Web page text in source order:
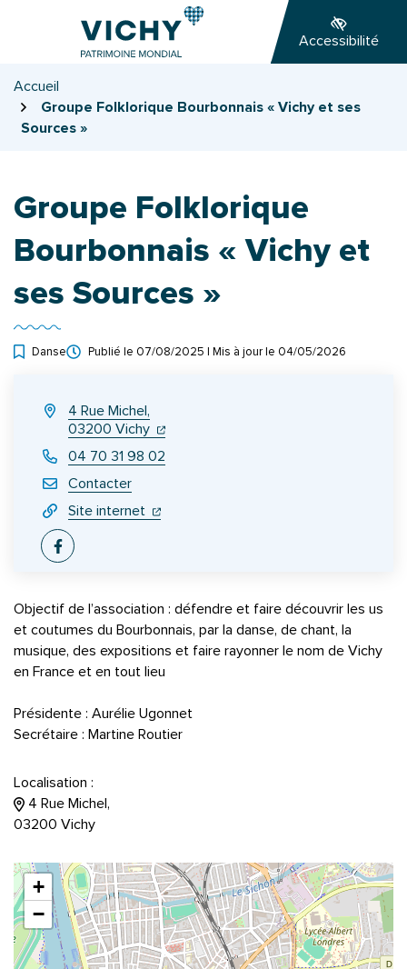
page
Accessibilité
Accueil
Groupe Folklorique Bourbonnais « Vichy et ses
Sources »
Groupe Folklorique
Bourbonnais « Vichy et
ses Sources »
Danse Publié le 07/08/2025 | Mis à jour le 04/05/2026
4 Rue Michel,
03200 Vichy (ouverture dans un nouvel onglet)
(ouverture dans un nouvel onglet)
04 70 31 98 02
Contacter
Site internet (ouverture dans un nouvel onglet)
(ouverture dans un nouvel onglet)
Facebook
Objectif de l’association : défendre et faire découvrir les us
et coutumes du Bourbonnais, par la danse, de chant, la
musique, des expositions et faire rayonner le nom de Vichy
en France et en tout lieu
Présidente : Aurélie Ugonnet
Secrétaire : Martine Routier
Localisation :
4 Rue Michel,
03200 Vichy
+
−